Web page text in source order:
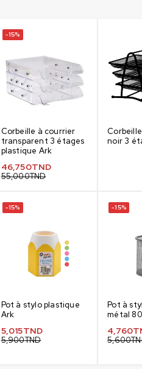
-15%
Corbeille à courrier
transparent 3 étages
plastique Ark
55,000TND
46,750TND
noir 3
-15%
Pot à stylo plastique
Ark
5,900TND
5,015TND
-15%
Pot à
métal
5,600
4,760